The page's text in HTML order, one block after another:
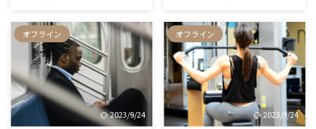
迫ってみようと思 …
ているのか！？」 その叫び、し
かと受け止めました。そうです、
世の中にはクソみたいな合コンが
溢れているし、男女ともに時間と
お金を浪費しています。もちろん
素敵な合コンもありますが、私の
場合は打率3割くらいで7割はハ
ズレです。 今回はその悲しみを
った方も少なくないですよね。出
会いといえば合コンだ！と思いが
ちですが、その前にちょっと立ち
止まって考えてみませんか？ 合コ
ンってお手軽のようにみえて、実
はデメリットも多いのです。それ
に、できれば日常生活の中で自然
に交際に発展するような恋愛の形
オフライン
2023/9/24
オフライン
2023/9/24